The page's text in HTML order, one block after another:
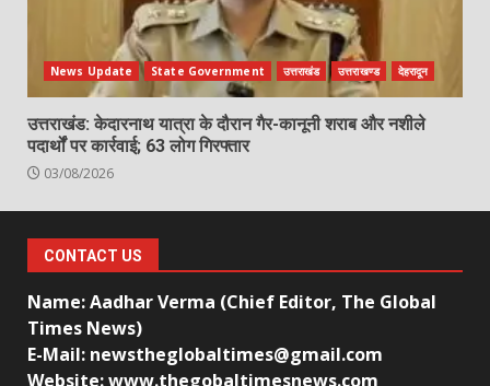
News Update State Government उत्तराखंड उत्तराखण्ड देहरादून
उत्तराखंड: केदारनाथ यात्रा के दौरान गैर-कानूनी शराब और नशीले
पदार्थों पर कार्रवाई; 63 लोग गिरफ्तार
03/08/2026
CONTACT US
Name: Aadhar Verma (Chief Editor, The Global
Times News)
E-Mail: newstheglobaltimes@gmail.com
Website: www.thegobaltimesnews.com